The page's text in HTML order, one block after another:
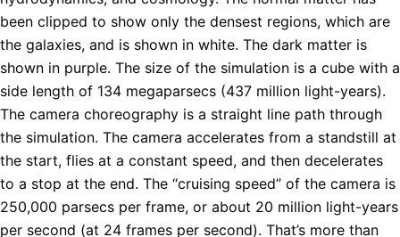
been clipped to show only the densest regions, which are
the galaxies, and is shown in white. The dark matter is
shown in purple. The size of the simulation is a cube with a
side length of 134 megaparsecs (437 million light-years).
The camera choreography is a straight line path through
the simulation. The camera accelerates from a standstill at
the start, flies at a constant speed, and then decelerates
to a stop at the end. The “cruising speed” of the camera is
250,000 parsecs per frame, or about 20 million light-years
per second (at 24 frames per second). That’s more than